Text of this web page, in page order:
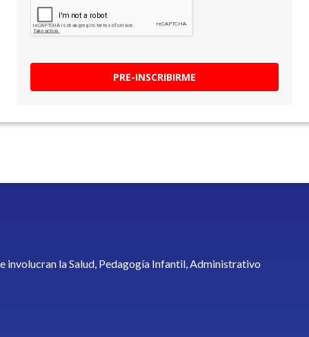
PRE-INSCRIBIRME
involucran la Salud, Pedagogía Infantil, Administrativo